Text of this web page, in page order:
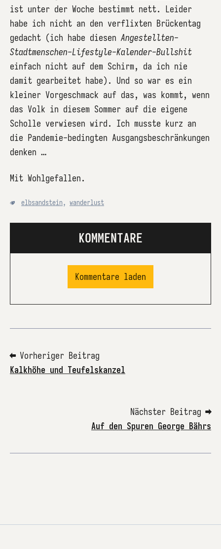
ist unter der Woche bestimmt nett. Leider
habe ich nicht an den verflixten Brückentag
gedacht (ich habe diesen Angestellten-
Stadtmenschen-Lifestyle-Kalender-Bullshit
einfach nicht auf dem Schirm, da ich nie
damit gearbeitet habe). Und so war es ein
kleiner Vorgeschmack auf das, was kommt, wenn
das Volk in diesem Sommer auf die eigene
Scholle verwiesen wird. Ich musste kurz an
die Pandemie-bedingten Ausgangsbeschränkungen
denken …
Mit Wohlgefallen.
elbsandstein, wanderlust
KOMMENTARE
Kommentare laden
⬅ Vorheriger Beitrag
Kalkhöhe und Teufelskanzel
Nächster Beitrag ➡
Auf den Spuren George Bährs